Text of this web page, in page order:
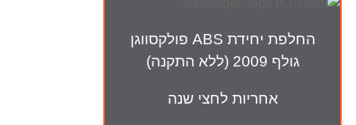
החלפת יחידת ABS פולקסווגן
גולף 2009 (ללא התקנה)
אחריות לחצי שנה